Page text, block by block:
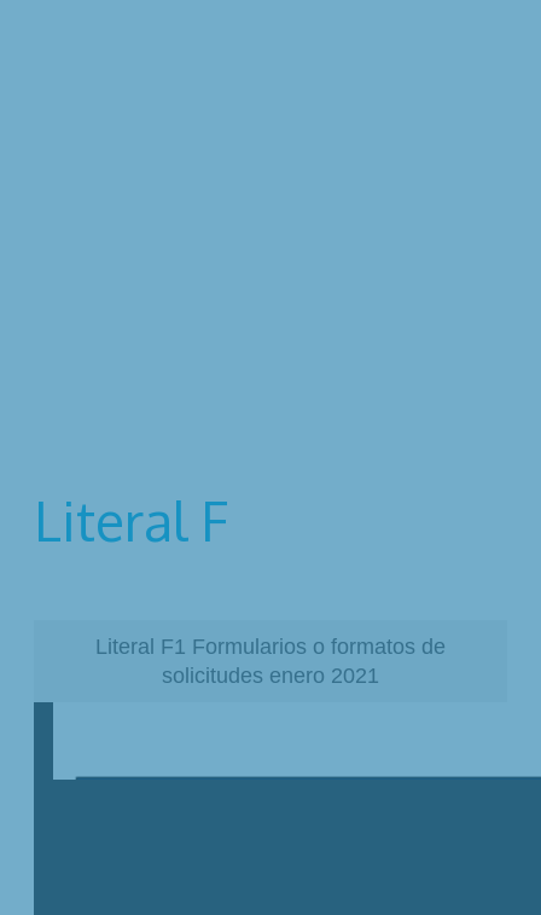
Literal F
Literal F1 Formularios o formatos de
solicitudes enero 2021